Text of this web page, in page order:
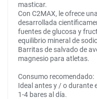
masticar.
Con C2MAX, le ofrece
desarrollada
fuentes de glucosa y
equilibrio mineral de
Barritas de salvado de
magnesio para atletas.
Consumo recomendado:
Ideal antes y / o durante
1-4 bares al día.